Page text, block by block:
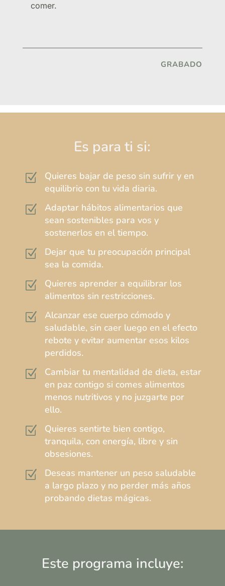
comer.
GRABADO
Es para ti si:
Z
Quieres bajar de peso sin sufrir y en
equilibrio con tu vida diaria.
Z
Adaptar hábitos alimentarios que
sean sostenibles para vos y
sostenerlos en el tiempo.
Z
Dejar que tu preocupación principal
sea la comida.
Z
Quieres aprender a equilibrar los
alimentos sin restricciones.
Z
Alcanzar ese cuerpo cómodo y
saludable, sin caer luego en el efecto
rebote y evitar aumentar esos kilos
perdidos.
Z
Cambiar tu mentalidad de dieta, estar
en paz contigo si comes alimentos
menos nutritivos y no juzgarte por
ello.
Z
Quieres sentirte bien contigo,
tranquila, con energía, libre y sin
obsesiones.
Z
Deseas mantener un peso saludable
a largo plazo y no perder más años
probando dietas mágicas.
Este programa incluye: